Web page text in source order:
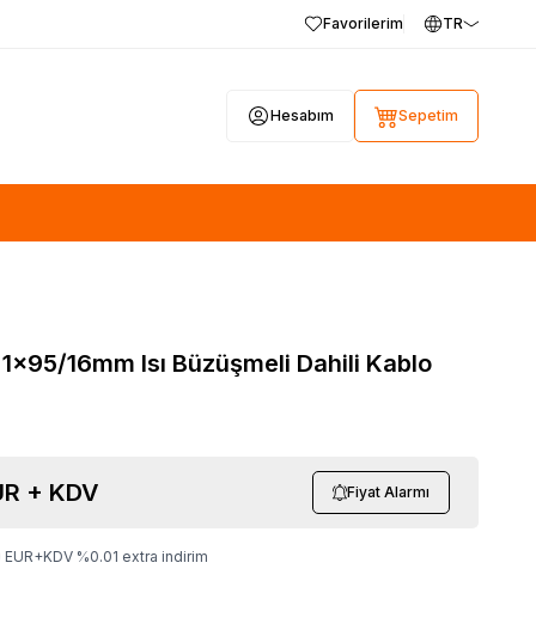
Favorilerim TR
Hesabım Sepetim
16mm Isı Büzüşmeli Dahili Kablo
+ KDV Fiyat Alarmı
EUR+KDV %0.01 extra indirim